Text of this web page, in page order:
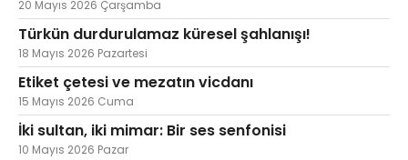
20 Mayıs 2026 Çarşamba
Türkün durdurulamaz küresel şahlanışı!
18 Mayıs 2026 Pazartesi
Etiket çetesi ve mezatın vicdanı
15 Mayıs 2026 Cuma
İki sultan, iki mimar: Bir ses senfonisi
10 Mayıs 2026 Pazar